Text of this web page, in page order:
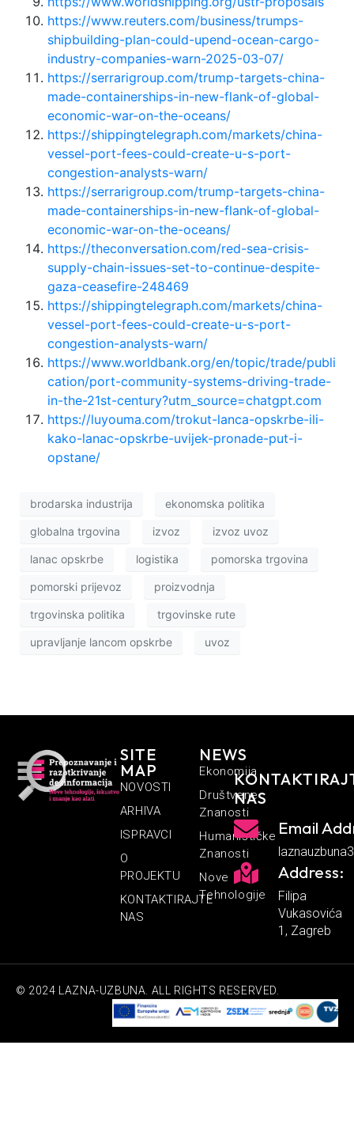
https://www.reuters.com/business/trumps-
shipbuilding-plan-could-upend-ocean-cargo-
industry-companies-warn-2025-03-07/
https://serrarigroup.com/trump-targets-china-
made-containerships-in-new-flank-of-global-
economic-war-on-the-oceans/
https://shippingtelegraph.com/markets/china-
vessel-port-fees-could-create-u-s-port-
congestion-analysts-warn/
https://serrarigroup.com/trump-targets-china-
made-containerships-in-new-flank-of-global-
economic-war-on-the-oceans/
https://theconversation.com/red-sea-crisis-
supply-chain-issues-set-to-continue-despite-
gaza-ceasefire-248469
https://shippingtelegraph.com/markets/china-
vessel-port-fees-could-create-u-s-port-
congestion-analysts-warn/
https://www.worldbank.org/en/topic/trade/publi
cation/port-community-systems-driving-trade-
in-the-21st-century?utm_source=chatgpt.com
https://luyouma.com/trokut-lanca-opskrbe-ili-
kako-lanac-opskrbe-uvijek-pronade-put-i-
opstane/
brodarska industrija ekonomska politika
globalna trgovina izvoz izvoz uvoz
lanac opskrbe logistika pomorska trgovina
pomorski prijevoz proizvodnja
trgovinska politika trgovinske rute
upravljanje lancom opskrbe uvoz
SITE
MAP
NOVOSTI
ARHIVA
ISPRAVCI
O
PROJEKTU
KONTAKTIRAJTE
NAS
NEWS
Ekonomija
Društvene
Znanosti
Humanističke
Znanosti
Nove
Tehnologije
NAS
Email
Address:
Filipa
Vukasovića
1, Zagreb
© 2024 LAZNA-UZBUNA. ALL RIGHTS RESERVED.